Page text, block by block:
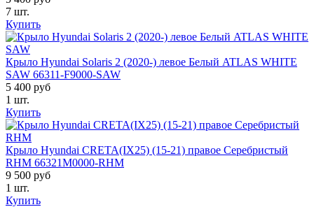
7 шт.
Купить
Крыло Hyundai Solaris 2 (2020-) левое Белый ATLAS WHITE
SAW 66311-F9000-SAW
5 400 руб
1 шт.
Купить
Крыло Hyundai CRETA(IX25) (15-21) правое Серебристый
RHM 66321M0000-RHM
9 500 руб
1 шт.
Купить